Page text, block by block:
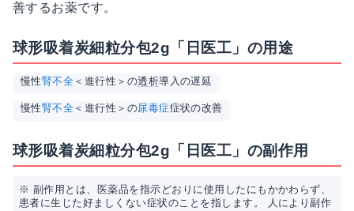
善するお薬です。
球形吸着炭細粒分包2g「日医工」の用途
慢性腎不全 ＜進行性＞の透析導入の遅延
慢性腎不全 ＜進行性＞の尿毒症症状の改善
球形吸着炭細粒分包2g「日医工」の副作用
※ 副作用とは、医薬品を指示どおりに使用したにもかかわらず、
患者に生じた好ましくない症状のことを指します。 人により副作